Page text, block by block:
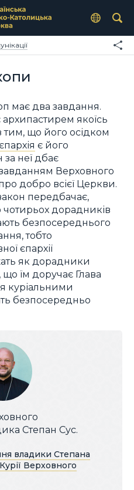
має два завдання.
якоїсь
з тим, що його осідком
є його
за неї дбає
Верховного
добро всієї Церкви.
передбачає,
дорадників
безпосереднього
тобто
єпархії
як дорадники
їм доручає Глава
куріальними
безпосередньо
Степан Сус.
владики Степана
Верховного